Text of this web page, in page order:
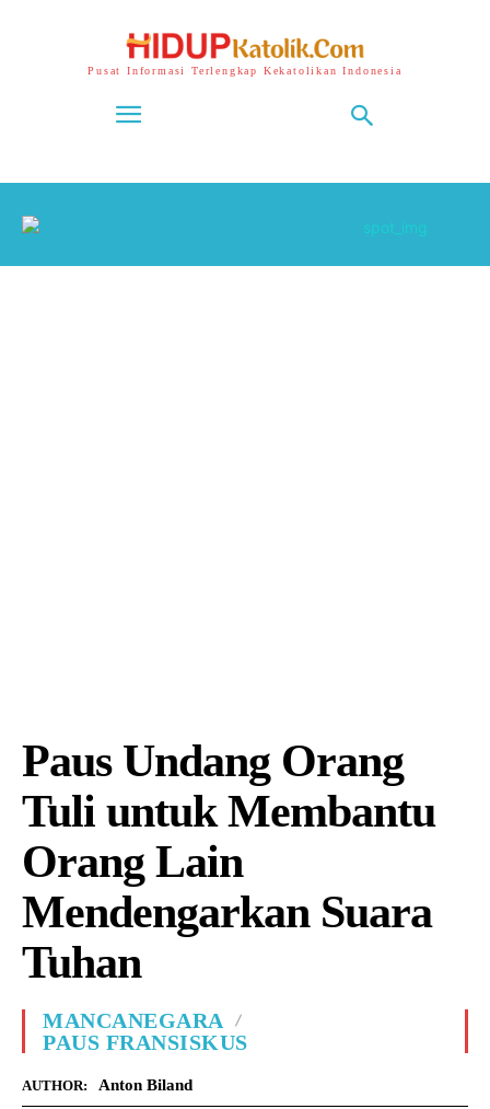
Pusat Informasi Terlengkap Kekatolikan Indonesia
Paus Undang Orang
Tuli untuk Membantu
Orang Lain
Mendengarkan Suara
Tuhan
MANCANEGARA
PAUS FRANSISKUS
AUTHOR: Anton Biland